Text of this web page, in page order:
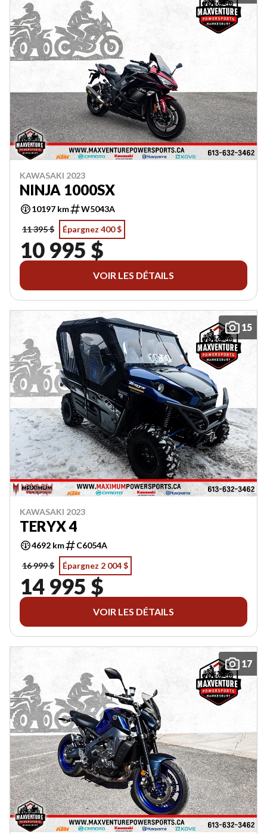
KAWASAKI 2023
NINJA 1000SX
10197 km
W5043A
11 395 $
Épargnez 400 $
10 995 $
VOIR LES DÉTAILS
15
KAWASAKI 2023
TERYX 4
4692 km
C6054A
16 999 $
Épargnez 2 004 $
14 995 $
VOIR LES DÉTAILS
17